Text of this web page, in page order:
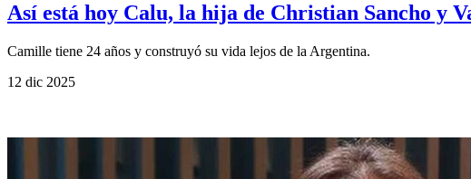
Así está hoy Calu, la hija de Christian Sancho y
Camille tiene 24 años y construyó su vida lejos de la Argentina.
12 dic 2025